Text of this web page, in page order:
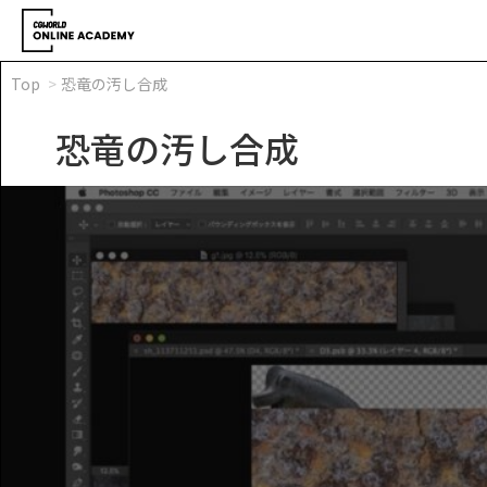
Top 恐竜の汚し合成
恐竜の汚し合成